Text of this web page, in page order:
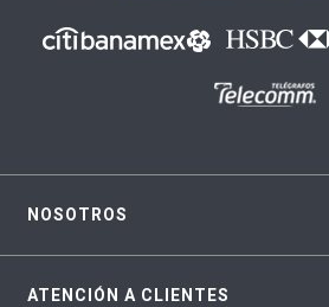
NOSOTROS
ATENCIÓN A CLIENTES